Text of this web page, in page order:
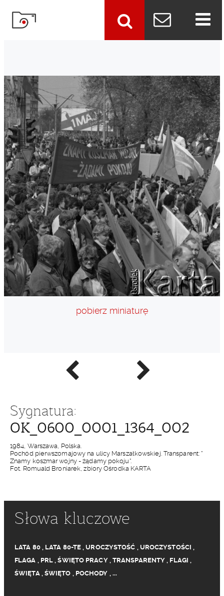
Poprzednie
zdjęcie
Następne
zdjęcie
pobierz miniaturę
Sygnatura:
OK_0600_0001_1364_002
1984, Warszawa, Polska.
Pochód pierwszomajowy na ulicy Marszałkowskiej. Transparent: "
Znamy koszmar wojny - żądamy pokoju".
Fot. Romuald Broniarek, zbiory Ośrodka KARTA
Słowa kluczowe
LATA 80, LATA 80-TE ,UROCZYSTOŚĆ , UROCZYSTOŚCI ,
FLAGA , PRL ,ŚWIĘTO PRACY, TRANSPARENTY , FLAGI ,
ŚWIĘTA, ŚWIĘTO , POCHODY , ...